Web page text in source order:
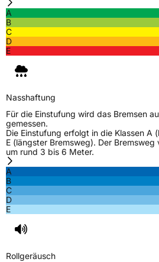
EU Label
EffizienzC
NasshaftungB
Rollgeräusch (dB)71
FahrzeugklasseC1
3PMSF / Schneeflockensymbol /
Allgemeine Produktsicherheit
A
B
C
D
E
Nasshaftung
Für die Einstufung wird das Bremsen
gemessen.
Die Einstufung erfolgt in die Klassen A
E (längster Bremsweg). Der
um rund 3 bis 6 Meter.
A
B
C
D
E
Rollgeräusch